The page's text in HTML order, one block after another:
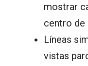
mostrar
centro de
Líneas
vistas